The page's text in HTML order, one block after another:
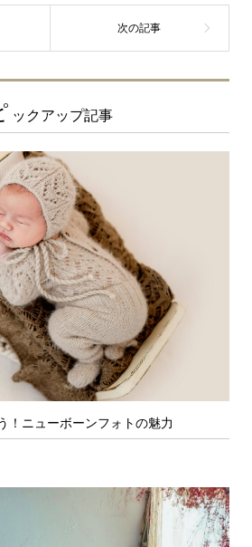
ックアップ記事
！ニューボーンフォトの魅力